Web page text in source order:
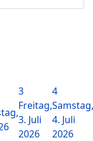
3
Freitag,
3. Juli
2026
4
Samstag,
4. Juli
2026